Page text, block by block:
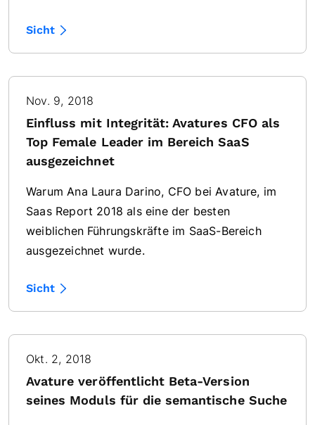
Sicht
Nov. 9, 2018
Einfluss mit Integrität: Avatures CFO als
Top Female Leader im Bereich SaaS
ausgezeichnet
Warum Ana Laura Darino, CFO bei Avature, im
Saas Report 2018 als eine der besten
weiblichen Führungskräfte im SaaS-Bereich
ausgezeichnet wurde.
Sicht
Okt. 2, 2018
Avature veröffentlicht Beta-Version
seines Moduls für die semantische Suche